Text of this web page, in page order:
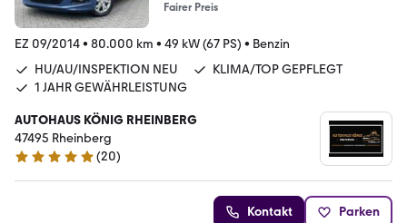
Fairer Preis
EZ 09/2014• 80.000 km • 49 kW (67 PS) • Benzin
HU/AU/INSPEKTION NEU
KLIMA/TOP GEPFLEGT
1 JAHR GEWÄHRLEISTUNG
AUTOHAUS KÖNIG RHEINBERG
47495 Rheinberg
4.9 Sterne
(20)
Kontakt Parken